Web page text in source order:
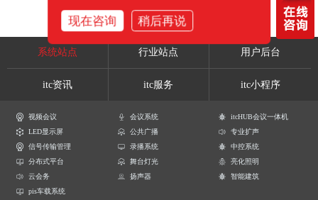
系统站点 行业站点 用户后台
itc资讯 itc服务 itc小程序
视频会议 会议系统
itcHUB会议一体机
LED显示屏
公共广播
专业扩声
信号传输管理
录播系统
中控系统
分布式平台
舞台灯光
亮化照明
云会务
扬声器
智能建筑
pis车载系统
现在咨询 稍后再说